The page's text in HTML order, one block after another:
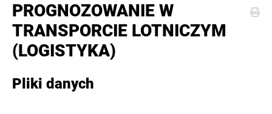
PROGNOZOWANIE W
TRANSPORCIE LOTNICZYM
(LOGISTYKA)
Pliki danych